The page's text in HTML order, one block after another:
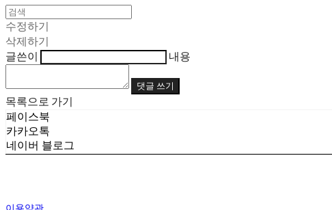
수정하기
삭제하기
글쓴이
내용
댓글 쓰기
목록으로 가기
페이스북
카카오톡
네이버 블로그
이용약관